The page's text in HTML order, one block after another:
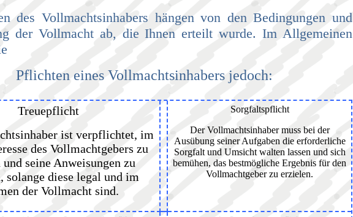
des Vollmachtsinhabers hängen von den Bedingungen und
der Vollmacht ab, die Ihnen erteilt wurde. Im Allgemeinen
Pflichten eines Vollmachtsinhabers jedoch:
Treuepflicht
ist verpflichtet, im
des Vollmachtgebers zu
und seine Anweisungen zu
solange diese legal und im
der Vollmacht sind.
Sorgfaltspflicht
Der Vollmachtsinhaber muss bei der
Ausübung seiner Aufgaben die erforderliche
Sorgfalt und Umsicht walten lassen und sich
bemühen, das bestmögliche Ergebnis für den
Vollmachtgeber zu erzielen.